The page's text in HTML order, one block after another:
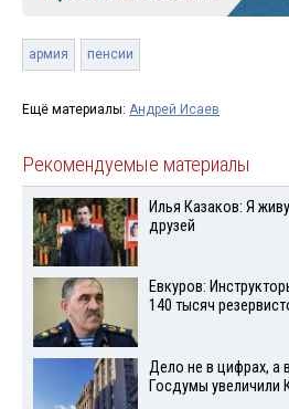
армия пенсии
Ещё материалы: Андрей Исаев
Рекомендуемые материалы
Илья Казаков: Я
друзей
Евкуров:
140 тысяч
Дело не в цифрах, а
Госдумы увеличили